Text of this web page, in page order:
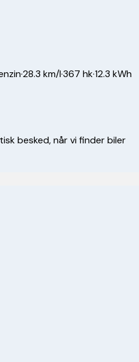
·28.3 km/l·367 hk·12.3 kWh
besked, når vi finder biler